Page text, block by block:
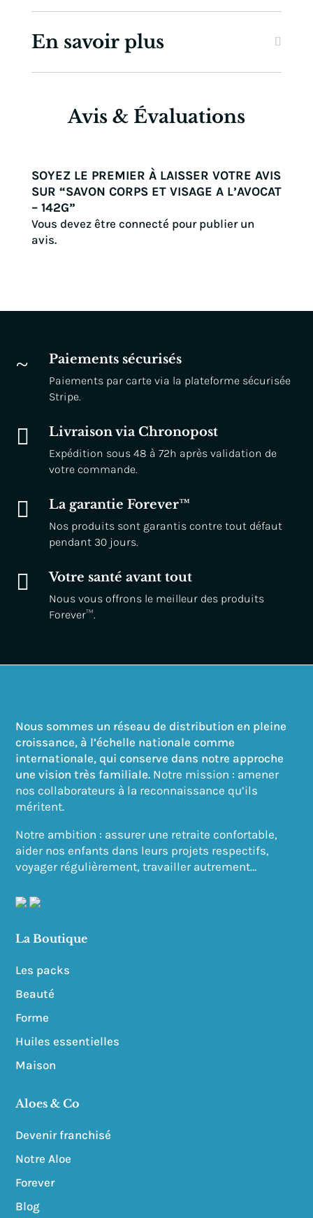
-
En savoir plus
Avis & Évaluations
SOYEZ LE PREMIER À LAISSER VOTRE AVIS
SUR “SAVON CORPS ET VISAGE A L’AVOCAT
– 142G”
Vous devez être connecté pour publier un
avis.
~ Paiements sécurisés
Paiements par carte via la plateforme sécurisée
Stripe.
 Livraison via Chronopost
Expédition sous 48 à 72h après validation de
votre commande.
 La garantie Forever™
Nos produits sont garantis contre tout défaut
pendant 30 jours.
 Votre santé avant tout
Nous vous offrons le meilleur des produits
Forever™.
Nous sommes un réseau de distribution en pleine
croissance, à l’échelle nationale comme
internationale, qui conserve dans notre approche
une vision très familiale. Notre mission : amener
nos collaborateurs à la reconnaissance qu’ils
méritent.
Notre ambition : assurer une retraite confortable,
aider nos enfants dans leurs projets respectifs,
voyager régulièrement, travailler autrement…
La Boutique
Les packs
Beauté
Forme
Huiles essentielles
Maison
Aloes & Co
Devenir franchisé
Notre Aloe
Forever
Blog